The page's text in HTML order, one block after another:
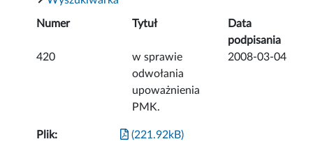
Numer Tytuł
Data
podpisania
420
w sprawie
odwołania
upoważnienia
PMK.
2008-03-04
Plik: (221.92kB)